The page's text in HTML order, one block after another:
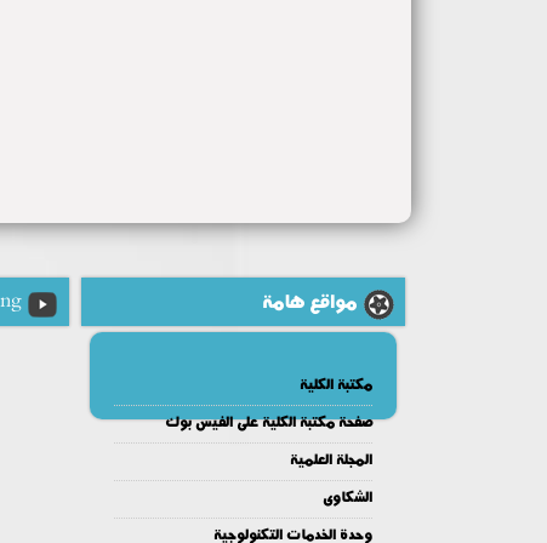
مواقع هامة
مكتبة الكلية
صفحة مكتبة الكلية على الفيس بوك
المجلة العلمية
الشكاوى
وحدة الخدمات التكنولوجية